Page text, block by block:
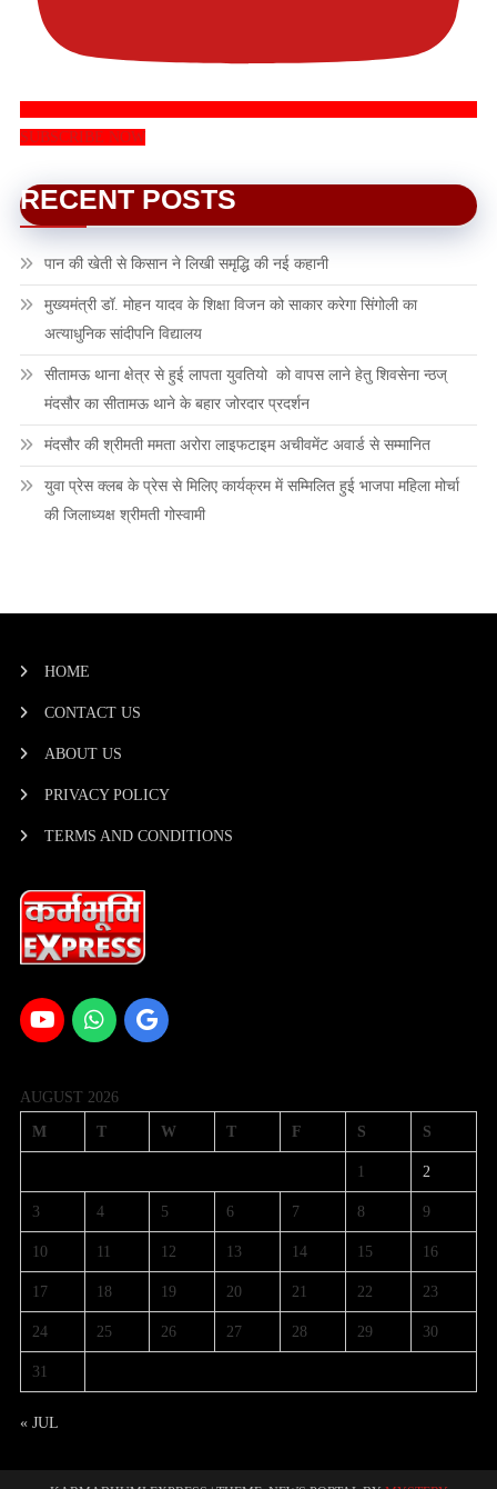
SUBSCRIBE NOW
RECENT POSTS
पान की खेती से किसान ने लिखी समृद्धि की नई कहानी
मुख्यमंत्री डॉ. मोहन यादव के शिक्षा विजन को साकार करेगा सिंगोली का
अत्याधुनिक सांदीपनि विद्यालय
सीतामऊ थाना क्षेत्र से हुई लापता युवतियो को वापस लाने हेतु शिवसेना न्ठज्
मंदसौर का सीतामऊ थाने के बहार जोरदार प्रदर्शन
मंदसौर की श्रीमती ममता अरोरा लाइफटाइम अचीवमेंट अवार्ड से सम्मानित
युवा प्रेस क्लब के प्रेस से मिलिए कार्यक्रम में सम्मिलित हुई भाजपा महिला मोर्चा
की जिलाध्यक्ष श्रीमती गोस्वामी
HOME
CONTACT US
ABOUT US
PRIVACY POLICY
TERMS AND CONDITIONS
AUGUST 2026
M T W T F S S
1 2
3 4 5 6 7 8 9
10 11 12 13 14 15 16
17 18 19 20 21 22 23
24 25 26 27 28 29 30
31
« JUL